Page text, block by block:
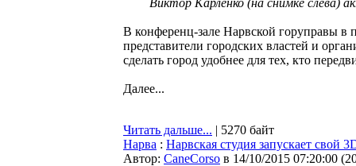
Виктор Карленко (на снимке слева)
В конференц-зале Нарвской горуправы в
представители городских властей и
сделать город удобнее для тех, кто
Далее...
Читать дальше... | 5270 байт
Нарва : Нарвская студия запускает свой
Автор: CaneCorso в 14/10/2015 07:20:00 (